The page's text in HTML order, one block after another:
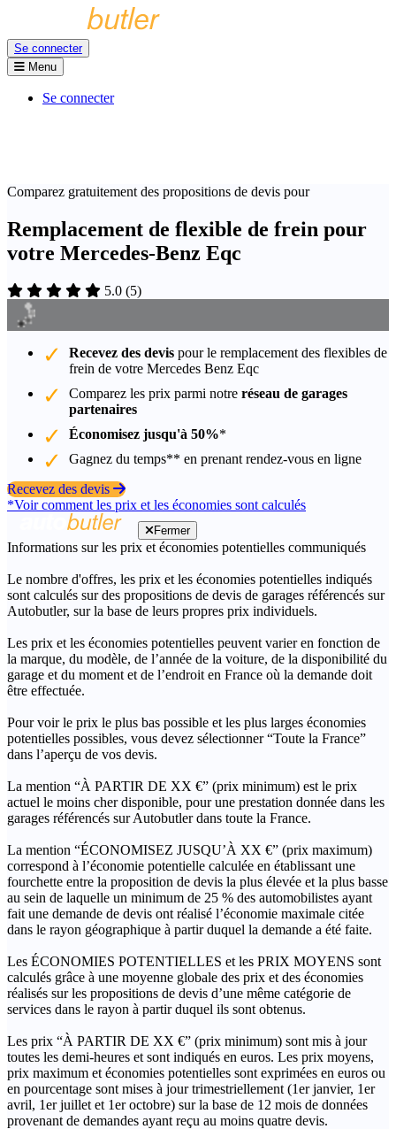
Se connecter
Menu
Se connecter
Comparez gratuitement des propositions de devis pour
Remplacement de flexible de frein pour
votre Mercedes-Benz Eqc
5.0 (5)
Recevez des devis pour le remplacement des flexibles de
frein de votre Mercedes Benz Eqc
Comparez les prix parmi notre réseau de garages
partenaires
Économisez jusqu'à 50%*
Gagnez du temps** en prenant rendez-vous en ligne
Recevez des devis
*Voir comment les prix et les économies sont calculés
Fermer
Informations sur les prix et économies potentielles communiqués
Le nombre d'offres, les prix et les économies potentielles indiqués
sont calculés sur des propositions de devis de garages référencés sur
Autobutler, sur la base de leurs propres prix individuels.
Les prix et les économies potentielles peuvent varier en fonction de
la marque, du modèle, de l’année de la voiture, de la disponibilité du
garage et du moment et de l’endroit en France où la demande doit
être effectuée.
Pour voir le prix le plus bas possible et les plus larges économies
potentielles possibles, vous devez sélectionner “Toute la France”
dans l’aperçu de vos devis.
La mention “À PARTIR DE XX €” (prix minimum) est le prix
actuel le moins cher disponible, pour une prestation donnée dans les
garages référencés sur Autobutler dans toute la France.
La mention “ÉCONOMISEZ JUSQU’À XX €” (prix maximum)
correspond à l’économie potentielle calculée en établissant une
fourchette entre la proposition de devis la plus élevée et la plus basse
au sein de laquelle un minimum de 25 % des automobilistes ayant
fait une demande de devis ont réalisé l’économie maximale citée
dans le rayon géographique à partir duquel la demande a été faite.
Les ÉCONOMIES POTENTIELLES et les PRIX MOYENS sont
calculés grâce à une moyenne globale des prix et des économies
réalisés sur les propositions de devis d’une même catégorie de
services dans le rayon à partir duquel ils sont obtenus.
Les prix “À PARTIR DE XX €” (prix minimum) sont mis à jour
toutes les demi-heures et sont indiqués en euros. Les prix moyens,
prix maximum et économies potentielles sont exprimées en euros ou
en pourcentage sont mises à jour trimestriellement (1er janvier, 1er
avril, 1er juillet et 1er octobre) sur la base de 12 mois de données
provenant de demandes ayant reçu au moins quatre devis.